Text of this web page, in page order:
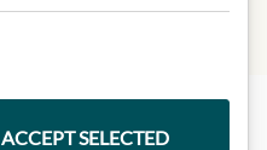
ACCEPT SELECTED